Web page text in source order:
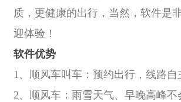
质，更健康的出行，当然，软件是
迎体验！
软件优势
1、顺风车叫车：预约出行，线路自
2、顺风车：雨雪天气、早晚高峰不